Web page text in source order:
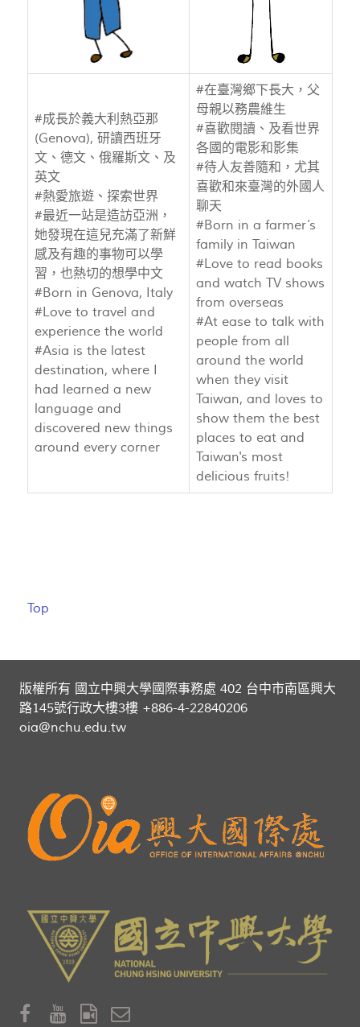
#成長於義大利熱亞那
(Genova), 研讀西班牙
文、德文、俄羅斯文、及
英文
#熱愛旅遊、探索世界
#最近一站是造訪亞洲，
她發現在這兒充滿了新鮮
感及有趣的事物可以學
習，也熱切的想學中文
#Born in Genova, Italy
#Love to travel and
experience the world
#Asia is the latest
destination, where I
had learned a new
language and
discovered new things
around every corner
#在臺灣鄉下長大，父
母親以務農維生
#喜歡閱讀、及看世界
各國的電影和影集
#待人友善隨和，尤其
喜歡和來臺灣的外國人
聊天
#Born in a farmer’s
family in Taiwan
#Love to read books
and watch TV shows
from overseas
#At ease to talk with
people from all
around the world
when they visit
Taiwan, and loves to
show them the best
places to eat and
Taiwan's most
delicious fruits!
Top
版權所有 國立中興大學國際事務處 402 台中市南區興大
路145號行政大樓3樓 +886-4-22840206
oia@nchu.edu.tw